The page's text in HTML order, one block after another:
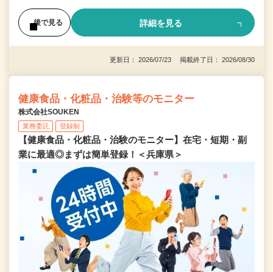
後で見る 詳細を見る
更新日： 2026/07/23 掲載終了日： 2026/08/30
健康食品・化粧品・治験等のモニター
株式会社SOUKEN
業務委託 登録制
【健康食品・化粧品・治験のモニター】在宅・短期・副
業に最適◎まずは簡単登録！＜兵庫県＞